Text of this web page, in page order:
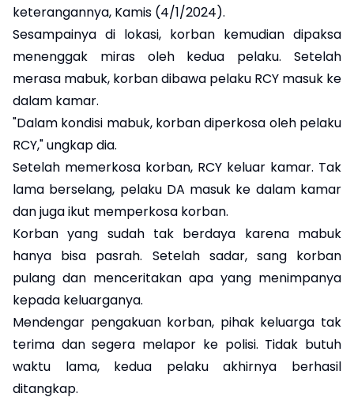
keterangannya, Kamis (4/1/2024).
Sesampainya di lokasi, korban kemudian dipaksa
menenggak miras oleh kedua pelaku. Setelah
merasa mabuk, korban dibawa pelaku RCY masuk ke
dalam kamar.
"Dalam kondisi mabuk, korban diperkosa oleh pelaku
RCY," ungkap dia.
Setelah memerkosa korban, RCY keluar kamar. Tak
lama berselang, pelaku DA masuk ke dalam kamar
dan juga ikut memperkosa korban.
Korban yang sudah tak berdaya karena mabuk
hanya bisa pasrah. Setelah sadar, sang korban
pulang dan menceritakan apa yang menimpanya
kepada keluarganya.
Mendengar pengakuan korban, pihak keluarga tak
terima dan segera melapor ke polisi. Tidak butuh
waktu lama, kedua pelaku akhirnya berhasil
ditangkap.